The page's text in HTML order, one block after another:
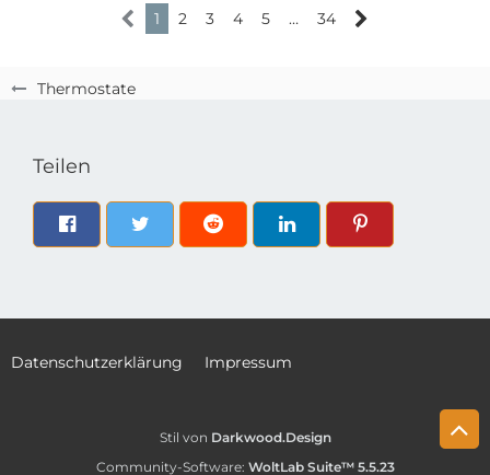
Thermostate
1 2 3 4 5 … 34
Teilen
Datenschutzerklärung Impressum
Stil von Darkwood.Design
Community-Software: WoltLab Suite™ 5.5.23